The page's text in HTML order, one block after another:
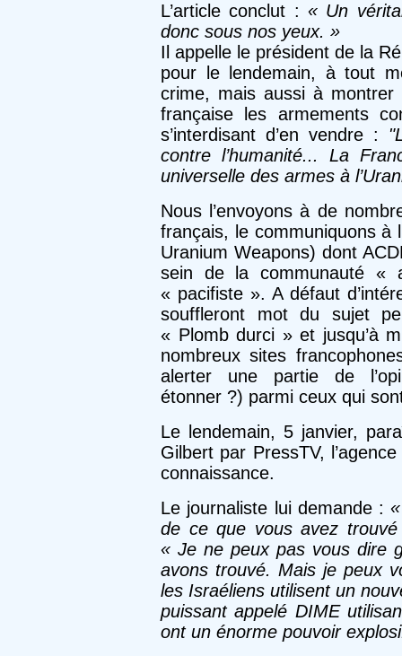
L’article conclut : « Un
donc sous nos yeux. »
Il appelle le président de la
pour le lendemain, à tout
crime, mais aussi à montrer
française les armements
s’interdisant d’en vendre :
contre l’humanité... La
universelle des armes à
Nous l’envoyons à de
français, le communiquons à
Uranium Weapons) dont
sein de la communauté «
« pacifiste ». A défaut
souffleront mot du sujet
« Plomb durci » et jusqu’à
nombreux sites
alerter une partie de
étonner ?) parmi ceux qui
Le lendemain, 5 janvier,
Gilbert par PressTV,
connaissance.
Le journaliste lui demande :
de ce que vous avez trouvé
« Je ne peux pas vous dire
avons trouvé. Mais je peux
les Israéliens utilisent un
puissant appelé DIME
ont un énorme pouvoir